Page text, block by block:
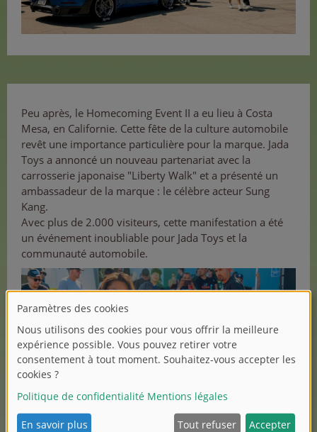
Peu après, le Homecoming Event II a eu lieu à Costa
Mesa, en Californie. Cette fête de la culture automobile
revêt une importance particulière pour la marque. Jada
Toys a annoncé un nouveau partenariat avec la
carrosserie japonaise "Liberty Walk" et a présenté un
ambassadeur de la marque : le célèbre acteur Sung
Kang.
Avec plus de 2.000 visiteurs, cette manifestation a été
un événement inoubliable pour Jada Toys et la
communauté automobile.